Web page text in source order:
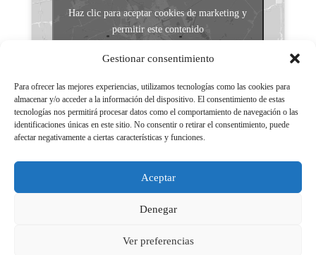
Gestionar consentimiento
Para ofrecer las mejores experiencias, utilizamos tecnologías como las cookies para
almacenar y/o acceder a la información del dispositivo. El consentimiento de estas
tecnologías nos permitirá procesar datos como el comportamiento de navegación o las
identificaciones únicas en este sitio. No consentir o retirar el consentimiento, puede
afectar negativamente a ciertas características y funciones.
Aceptar
Denegar
Ver preferencias
Haz clic para aceptar cookies de marketing y
permitir este contenido
Aviso legal